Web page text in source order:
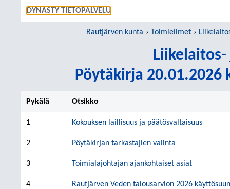
DYNASTY TIETOPALVELU
Rautjärven kunta Toimielimet
Pöytäkirja 20.01.2026
Pykälä Otsikko
1 Kokouksen laillisuus ja päätösvaltaisuus
2 Pöytäkirjan tarkastajien valinta
3 Toimialajohtajan ajankohtaiset asiat
4 Rautjärven Veden talousarvion 2026